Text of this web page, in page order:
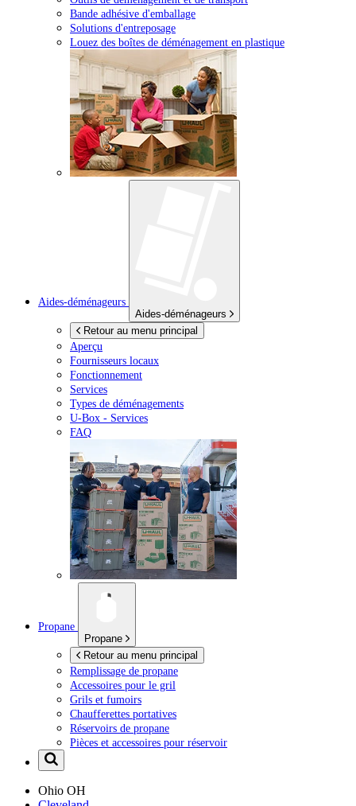
Bande adhésive d'emballage
Solutions d'entreposage
Louez des boîtes de déménagement en plastique
Aides-déménageurs
Aides-déménageurs
Retour au menu principal
Aperçu
Fournisseurs locaux
Fonctionnement
Services
Types de déménagements
U-Box - Services
FAQ
Propane
Propane
Retour au menu principal
Remplissage de propane
Accessoires pour le gril
Grils et fumoirs
Chaufferettes portatives
Réservoirs de propane
Pièces et accessoires pour réservoir
Ohio OH